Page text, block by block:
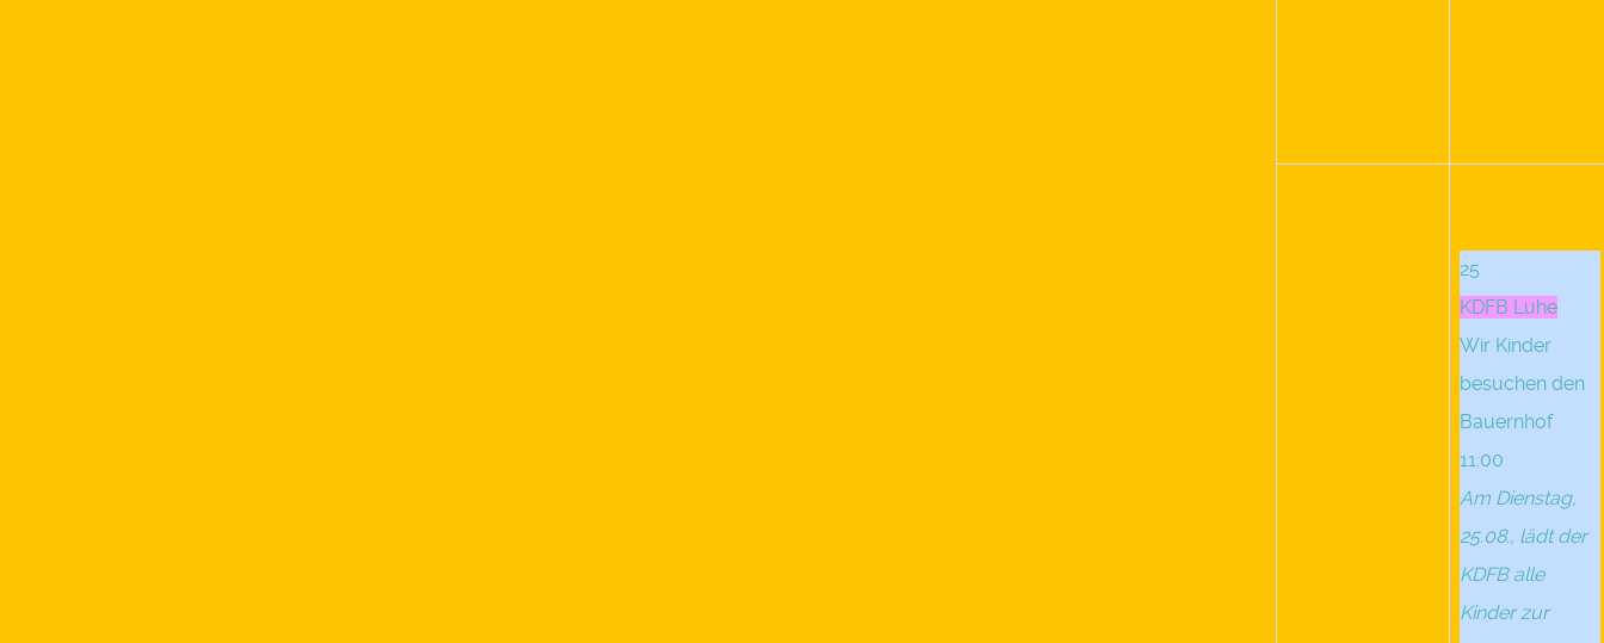
25
KDFB Luhe
Wir Kinder
besuchen den
Bauernhof
11:00
Am Dienstag,
25.08., lädt der
KDFB alle
Kinder zur